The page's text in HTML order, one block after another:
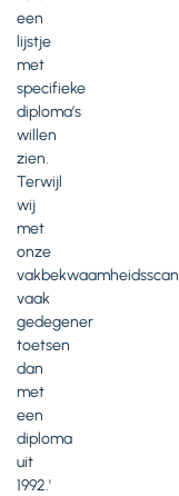
een
lijstje
met
specifieke
diploma’s
willen
zien.
Terwijl
wij
met
onze
vakbekwaamheidsscan
vaak
gedegener
toetsen
dan
met
een
diploma
uit
1992.'